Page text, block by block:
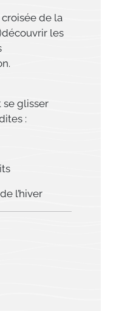
croisée de la
les
se glisser
:
l’hiver